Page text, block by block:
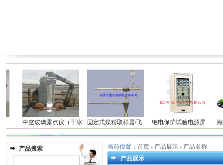
中空玻璃露点仪（干冰...固定式煤粉取样器/飞... 继电保护试验电源屏 海
产品搜索 当前位置： 首页 - 产品展示 - 产品名称
产品展示